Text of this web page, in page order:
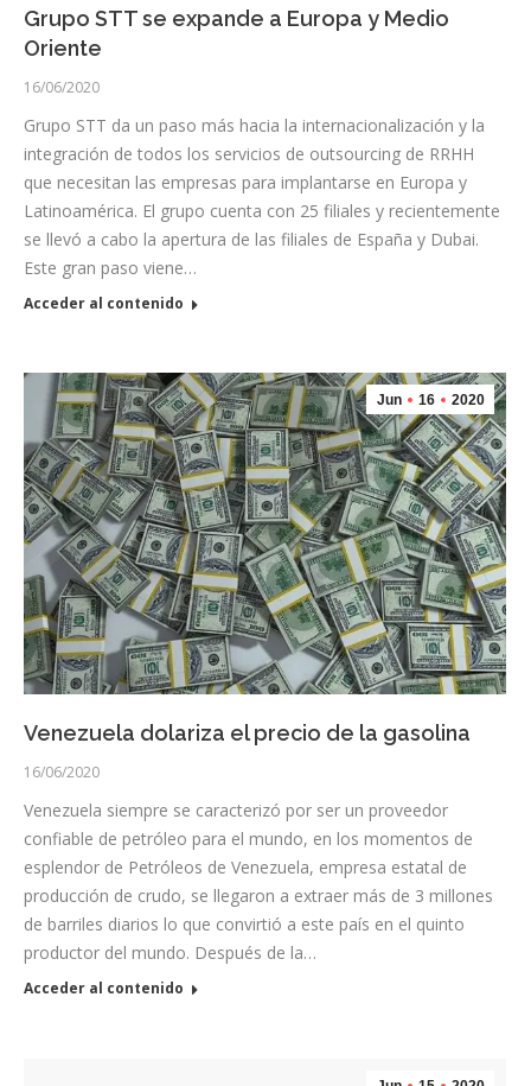
Grupo STT se expande a Europa y Medio
Oriente
16/06/2020
Grupo STT da un paso más hacia la internacionalización y la
integración de todos los servicios de outsourcing de RRHH
que necesitan las empresas para implantarse en Europa y
Latinoamérica. El grupo cuenta con 25 filiales y recientemente
se llevó a cabo la apertura de las filiales de España y Dubai.
Este gran paso viene…
Acceder al contenido
Jun 16 2020
Venezuela dolariza el precio de la gasolina
16/06/2020
Venezuela siempre se caracterizó por ser un proveedor
confiable de petróleo para el mundo, en los momentos de
esplendor de Petróleos de Venezuela, empresa estatal de
producción de crudo, se llegaron a extraer más de 3 millones
de barriles diarios lo que convirtió a este país en el quinto
productor del mundo. Después de la…
Acceder al contenido